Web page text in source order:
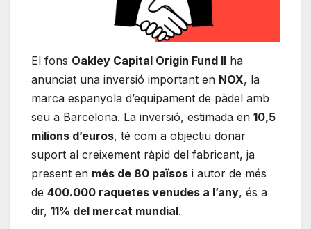
El fons Oakley Capital Origin Fund II ha
anunciat una inversió important en NOX, la
marca espanyola d’equipament de pàdel amb
seu a Barcelona. La inversió, estimada en 10,5
milions d’euros, té com a objectiu donar
suport al creixement ràpid del fabricant, ja
present en més de 80 països i autor de més
de 400.000 raquetes venudes a l’any, és a
dir, 11% del mercat mundial.